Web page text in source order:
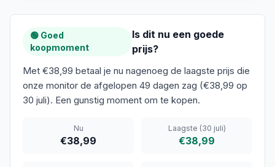
🟢 Goed
koopmoment
Is dit nu een goede
prijs?
Met €38,99 betaal je nu nagenoeg de laagste prijs die
onze monitor de afgelopen 49 dagen zag (€38,99 op
30 juli). Een gunstig moment om te kopen.
Nu
€38,99
Laagste (30 juli)
€38,99